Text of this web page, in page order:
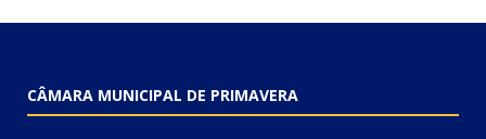
CÂMARA MUNICIPAL DE PRIMAVERA